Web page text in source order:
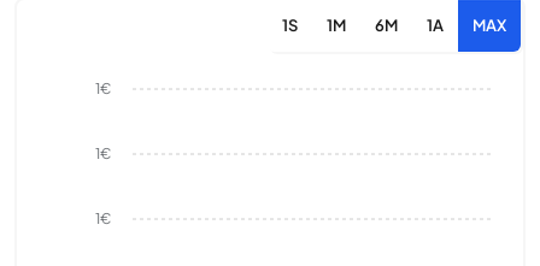
1S 1M 6M 1A MAX
1€
1€
1€